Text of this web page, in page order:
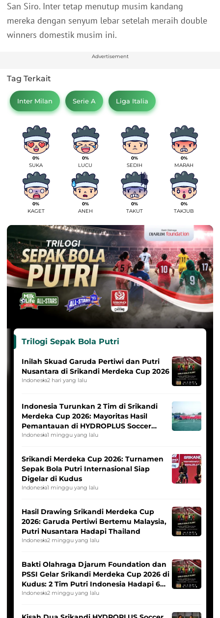
San Siro. Inter tetap menutup musim kandang
mereka dengan senyum lebar setelah meraih double
winners domestik musim ini.
Advertisement
Tag Terkait
Inter Milan Serie A Liga Italia
0%
SUKA
0%
LUCU
0%
SEDIH
0%
MARAH
0%
KAGET
0%
ANEH
0%
TAKUT
0%
TAKJUB
Trilogi Sepak Bola Putri
Inilah Skuad Garuda Pertiwi dan Putri
Nusantara di Srikandi Merdeka Cup 2026
Indonesia2 hari yang lalu
Indonesia Turunkan 2 Tim di Srikandi
Merdeka Cup 2026: Mayoritas Hasil
Pemantauan di HYDROPLUS Soccer
League
Indonesia1 minggu yang lalu
Srikandi Merdeka Cup 2026: Turnamen
Sepak Bola Putri Internasional Siap
Digelar di Kudus
Indonesia1 minggu yang lalu
Hasil Drawing Srikandi Merdeka Cup
2026: Garuda Pertiwi Bertemu Malaysia,
Putri Nusantara Hadapi Thailand
Indonesia2 minggu yang lalu
Bakti Olahraga Djarum Foundation dan
PSSI Gelar Srikandi Merdeka Cup 2026 di
Kudus: 2 Tim Putri Indonesia Hadapi 6
Tim Asia
Indonesia2 minggu yang lalu